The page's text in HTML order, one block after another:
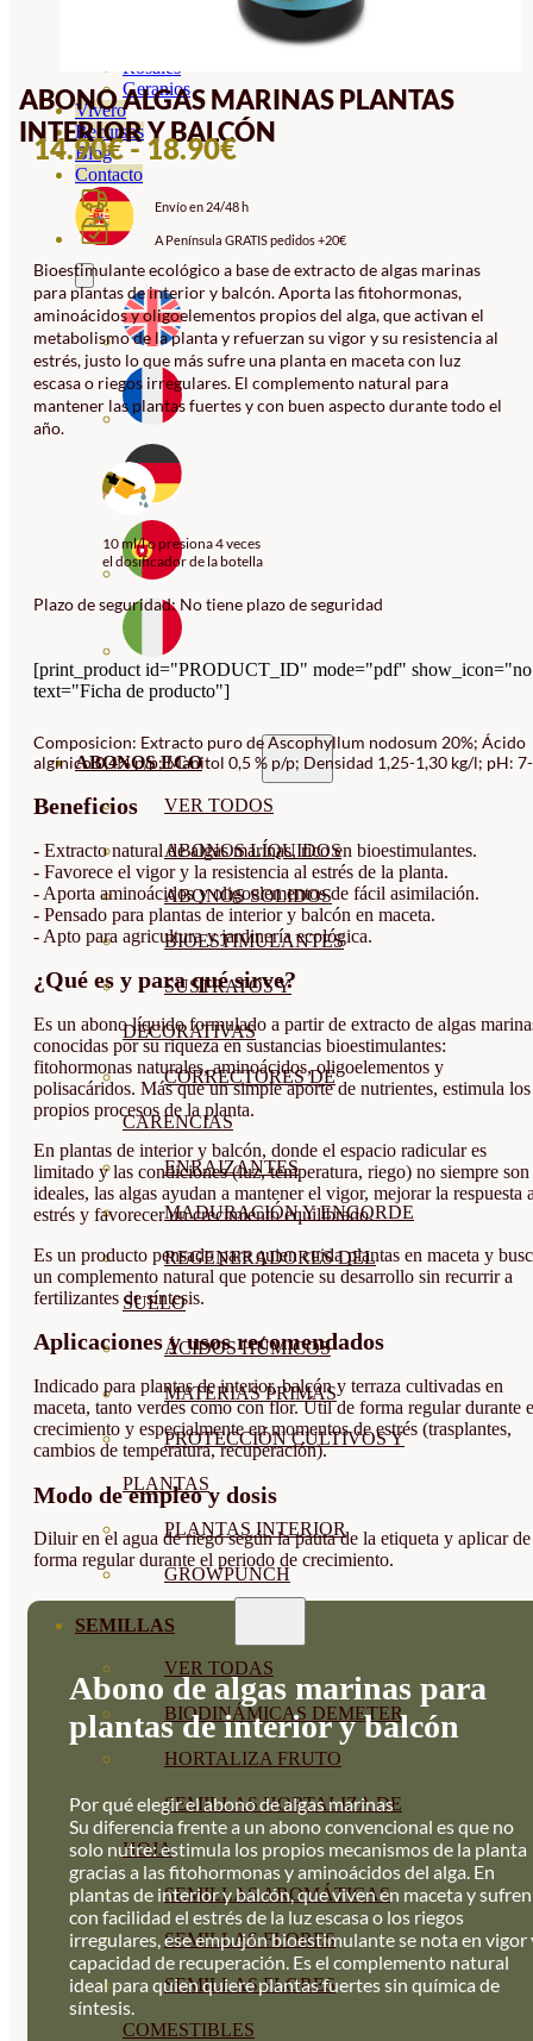
Rosales
Geranios
Vivero
Recursos
Blog
Contacto
ABONOS ECO
VER TODOS
ABONOS LÍQUIDOS
ABONOS SOLIDOS
BIOESTIMULANTES
SUSTRATOS Y
DECORATIVAS
CORRECTORES DE
CARENCIAS
ENRAIZANTES
MADURACIÓN Y ENGORDE
REGENERADORES DEL
SUELO
ÁCIDOS HÚMICOS
MATERIAS PRIMAS
PROTECCIÓN CULTIVOS Y
PLANTAS
PLANTAS INTERIOR
GROWPUNCH
SEMILLAS
VER TODAS
BIODINÁMICAS DEMETER
HORTALIZA FRUTO
SEMILLAS HORTALIZA DE
HOJA
SEMILLAS AROMÁTICAS
SEMILLAS FLORES
SEMILLAS FLORES
COMESTIBLES
ABONO ALGAS MARINAS PLANTAS
INTERIOR Y BALCÓN
14.90€- 18.90€RANGO
PRECIOS:
DESDE
14.90€
HASTA
18.90€
Envío en 24/48 h
A Península GRATIS pedidos +20€
Bioestimulante ecológico a base de extracto de algas marinas
para plantas de interior y balcón. Aporta las fitohormonas,
aminoácidos y oligoelementos propios del alga, que activan el
metabolismo de la planta y refuerzan su vigor y su resistencia al
estrés, justo lo que más sufre una planta en maceta con luz
escasa o riegos irregulares. El complemento natural para
mantener las plantas fuertes y con buen aspecto durante todo el
año.
10 ml/l o presiona 4 veces
el dosificador de la botella
Plazo de seguridad: No tiene plazo de seguridad
[print_product id="PRODUCT_ID" mode="pdf"
text="Ficha de producto"]
Composicion: Extracto puro de Ascophyllum nodosum 20%; Ácido
algínico 0,4% p/p; Manitol 0,5 % p/p; Densidad 1,25-1,30 kg/l; pH:
Beneficios
- Extracto natural de algas marinas, rico en bioestimulantes.
- Favorece el vigor y la resistencia al estrés de la planta.
- Aporta aminoácidos y oligoelementos de fácil asimilación.
- Pensado para plantas de interior y balcón en maceta.
- Apto para agricultura y jardinería ecológica.
¿Qué es y para qué sirve?
Es un abono líquido formulado a partir de extracto de algas
conocidas por su riqueza en sustancias bioestimulantes:
fitohormonas naturales, aminoácidos, oligoelementos y
polisacáridos. Más que un simple aporte de nutrientes, estimula los
propios procesos de la planta.
En plantas de interior y balcón, donde el espacio radicular es
limitado y las condiciones (luz, temperatura, riego) no siempre son
ideales, las algas ayudan a mantener el vigor, mejorar la respuesta
estrés y favorecer un crecimiento equilibrado.
Es un producto pensado para quien cuida plantas en maceta y
un complemento natural que potencie su desarrollo sin recurrir a
fertilizantes de síntesis.
Aplicaciones y usos recomendados
Indicado para plantas de interior, balcón y terraza cultivadas en
maceta, tanto verdes como con flor. Útil de forma regular durante
crecimiento y especialmente en momentos de estrés (trasplantes,
cambios de temperatura, recuperación).
Modo de empleo y dosis
Diluir en el agua de riego según la pauta de la etiqueta y aplicar de
forma regular durante el periodo de crecimiento.
Abono de algas marinas para
plantas de interior y balcón
Por qué elegir el abono de algas marinas
Su diferencia frente a un abono convencional es que no
solo nutre: estimula los propios mecanismos de la planta
gracias a las fitohormonas y aminoácidos del alga. En
plantas de interior y balcón, que viven en maceta y sufren
con facilidad el estrés de la luz escasa o los riegos
irregulares, ese empujón bioestimulante se nota en vigor
capacidad de recuperación. Es el complemento natural
ideal para quien quiere plantas fuertes sin química de
síntesis.